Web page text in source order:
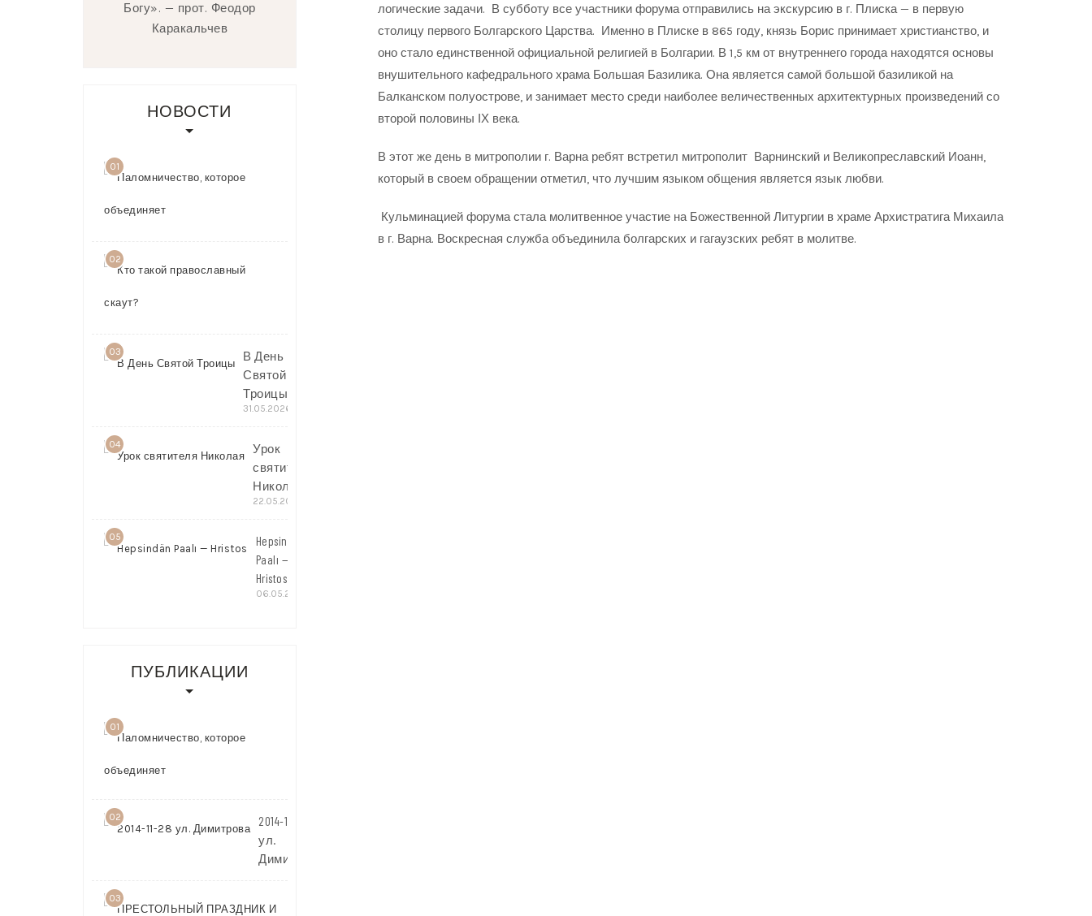
логические задачи. В субботу все участники форума отправились на экскурсию в г. Плиска — в первую
столицу первого Болгарского Царства. Именно в Плиске в 865 году, князь Борис принимает христианство, и
оно стало единственной официальной религией в Болгарии. В 1,5 км от внутреннего города находятся основы
внушительного кафедрального храма Большая Базилика. Она является самой большой базиликой на
Балканском полуострове, и занимает место среди наиболее величественных архитектурных произведений со
второй половины ІХ века.
В этот же день в митрополии г. Варна ребят встретил митрополит Варнинский и Великопреславский Иоанн,
который в своем обращении отметил, что лучшим языком общения является язык любви.
Кульминацией форума стала молитвенное участие на Божественной Литургии в храме Архистратига Михаила
в г. Варна. Воскресная служба объединила болгарских и гагаузских ребят в молитве.
Богу». — прот. Феодор
Каракальчев
НОВОСТИ
01
02
03
В День
Святой
Троицы
31.05.2026
04
Урок
святителя
Николая
22.05.2026
05
Hepsindän
Paalı —
Hristos
06.05.2026
ПУБЛИКАЦИИ
01
02
2014-11-28
ул.
Димитрова
03